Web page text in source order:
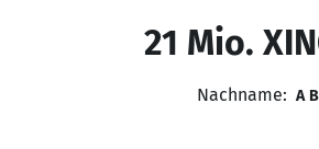
21 Mio.
Nachname: A B